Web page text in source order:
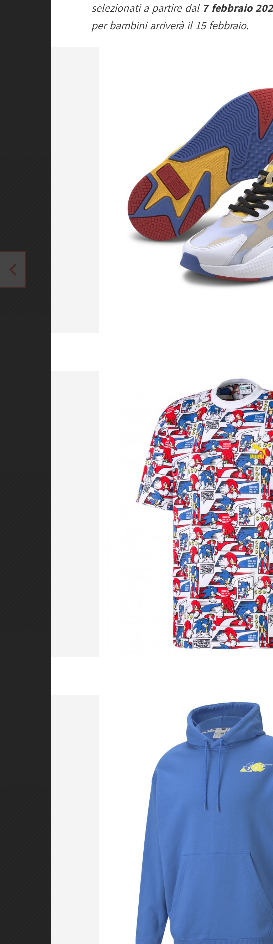
selezionati a partire dal 7 febbraio
per bambini arriverà il 15 febbraio.